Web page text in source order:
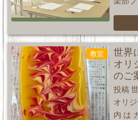
教室
世界
オリ
のご
投稿
オリ
内 は